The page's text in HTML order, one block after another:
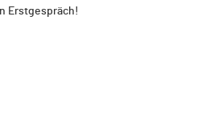
Erstgespräch!